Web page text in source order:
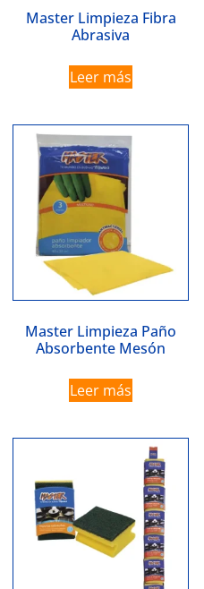
Master Limpieza Fibra
Abrasiva
Leer más
Master Limpieza Paño
Absorbente Mesón
Leer más